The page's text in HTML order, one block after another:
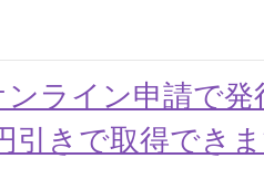
ライン申請で
引きで取得でき